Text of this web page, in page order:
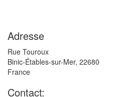
Adresse
Rue Touroux
Binic-Étables-sur-Mer, 22680
France
Contact: